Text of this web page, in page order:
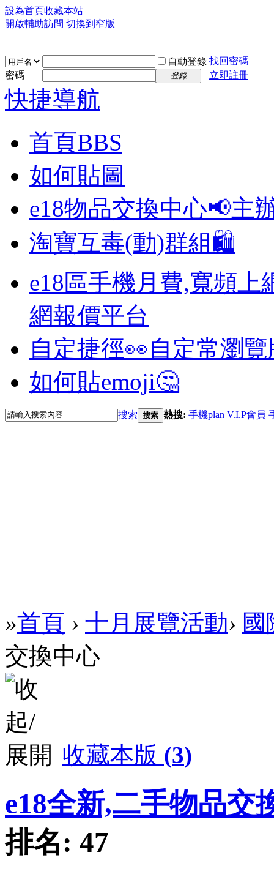
設為首頁收藏本站
開啟輔助訪問 切換到窄版
自動登錄 找回密碼
密碼
登錄 立即註冊
快捷導航
首頁BBS
如何貼圖
e18物品交換中心📢主
淘寶互毒(動)群組🛍️
e18區手機月費,寬頻上
網報價平台
自定捷徑👀自定常瀏
如何貼emoji🤔
搜索 搜索 熱搜: 手機plan V.I.P會員
»首頁 › 十月展覽活動› 國
交換中心
收藏本版 (3)
e18全新,二手物品交
排名: 47